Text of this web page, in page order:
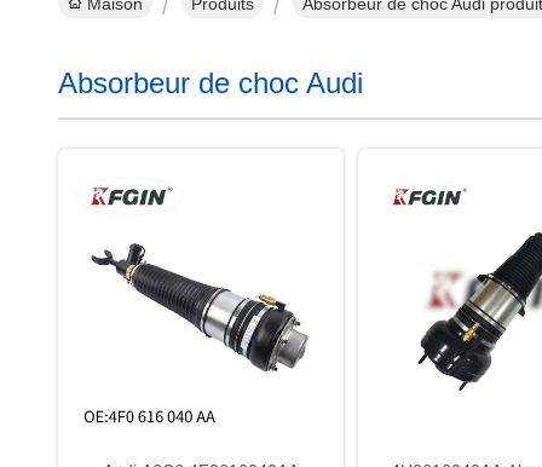
Absorbeur de choc Audi